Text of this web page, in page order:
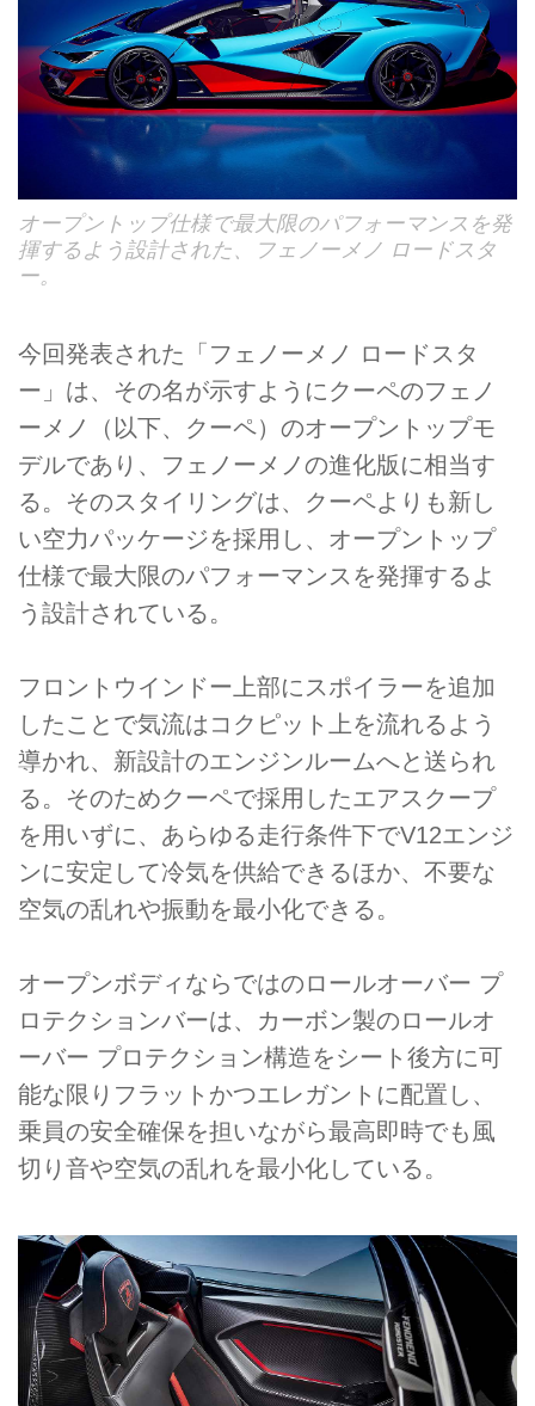
オープントップ仕様で最大限のパフォーマンスを発
揮するよう設計された、フェノーメノ ロードスタ
ー。
今回発表された「フェノーメノ ロードスタ
ー」は、その名が示すようにクーペのフェノ
ーメノ（以下、クーペ）のオープントップモ
デルであり、フェノーメノの進化版に相当す
る。そのスタイリングは、クーペよりも新し
い空力パッケージを採用し、オープントップ
仕様で最大限のパフォーマンスを発揮するよ
う設計されている。
フロントウインドー上部にスポイラーを追加
したことで気流はコクピット上を流れるよう
導かれ、新設計のエンジンルームへと送られ
る。そのためクーペで採用したエアスクープ
を用いずに、あらゆる走行条件下でV12エンジ
ンに安定して冷気を供給できるほか、不要な
空気の乱れや振動を最小化できる。
オープンボディならではのロールオーバー プ
ロテクションバーは、カーボン製のロールオ
ーバー プロテクション構造をシート後方に可
能な限りフラットかつエレガントに配置し、
乗員の安全確保を担いながら最高即時でも風
切り音や空気の乱れを最小化している。